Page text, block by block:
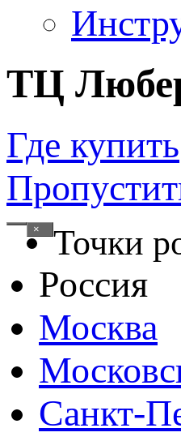
ТЦ
Где купить
× Точки
Россия
Москва
Санкт-